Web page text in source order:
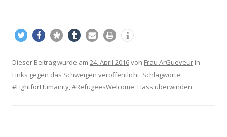
Dieser Beitrag wurde am 24. April 2016von Frau ArGueveur in
Links gegen das Schweigen veröffentlicht. Schlagworte:
#FightforHumanity,#RefugeesWelcome, Hass überwinden.